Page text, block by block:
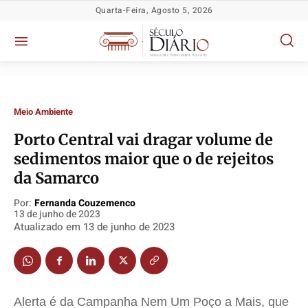
Política
TV Século
Educação
Política
TV Século
Educação
Política
TV Século
Educação
Política
TV Século
Educação
Quarta-Feira, Agosto 5, 2026
Meio Ambiente
Porto Central vai dragar volume de
sedimentos maior que o de rejeitos
da Samarco
Por: Fernanda Couzemenco
13 de junho de 2023
Atualizado em 13 de junho de 2023
Alerta é da Campanha Nem Um Poço a Mais, que